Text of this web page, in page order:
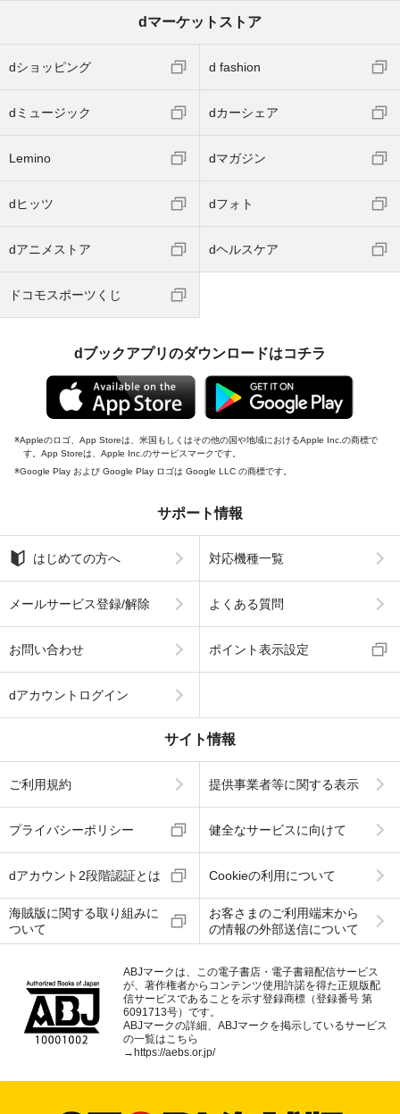
dマーケットストア
dショッピング d fashion
dミュージック dカーシェア
Lemino dマガジン
dヒッツ dフォト
dアニメストア dヘルスケア
ドコモスポーツくじ
dブックアプリのダウンロードはコチラ
Appleのロゴ、App Storeは、米国もしくはその他の国や地域におけるApple Inc.の商標で
す。App Storeは、Apple Inc.のサービスマークです。
Google Play および Google Play ロゴは Google LLC の商標です。
サポート情報
はじめての方へ 対応機種一覧
メールサービス登録/解除 よくある質問
お問い合わせ ポイント表示設定
dアカウントログイン
サイト情報
ご利用規約 提供事業者等に関する表示
プライバシーポリシー 健全なサービスに向けて
dアカウント2段階認証とは Cookieの利用について
海賊版に関する取り組みに
ついて
お客さまのご利用端末から
の情報の外部送信について
ABJマークは、この電子書店・電子書籍配信サービス
が、著作権者からコンテンツ使用許諾を得た正規版配
信サービスであることを示す登録商標（登録番号 第
6091713号）です。
ABJマークの詳細、ABJマークを掲示しているサービス
の一覧はこちら
→ https://aebs.or.jp/